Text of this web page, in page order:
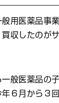
用医薬品事
収したのが
般医薬品の
６月から３